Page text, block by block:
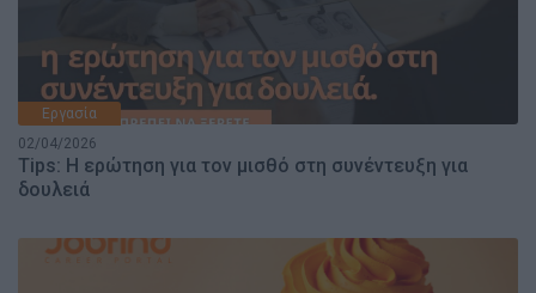
Εργασία
02/04/2026
Tips: Η ερώτηση για τον μισθό στη συνέντευξη για
δουλειά